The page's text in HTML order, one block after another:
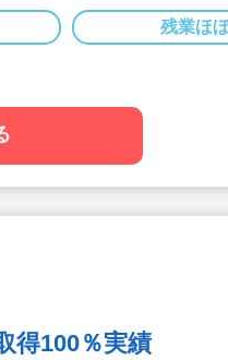
や介護老人保健施設、
数展開するなど運営の
切に保育を行っています
制度利用可能です
があり、長く働ける環
残業ほ
100％実績